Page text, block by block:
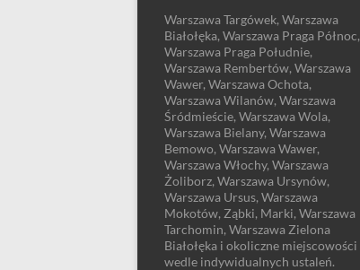
Warszawa Targówek, Warszawa
Białołęka, Warszawa Praga Północ,
Warszawa Praga Południe,
Warszawa Rembertów, Warszawa
Wawer, Warszawa Ochota,
Warszawa Wilanów, Warszawa
Śródmieście, Warszawa Wola,
Warszawa Bielany, Warszawa
Bemowo, Warszawa Wawer,
Warszawa Włochy, Warszawa
Żoliborz, Warszawa Ursynów,
Warszawa Ursus, Warszawa
Mokotów, Ząbki, Marki, Warszawa
Tarchomin, Warszawa Zielona
Białołęka i okoliczne miejscowości
wedle indywidualnych ustaleń.